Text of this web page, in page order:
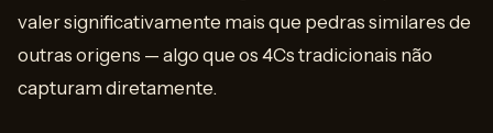
valer significativamente mais que pedras similares de
outras origens — algo que os 4Cs tradicionais não
capturam diretamente.